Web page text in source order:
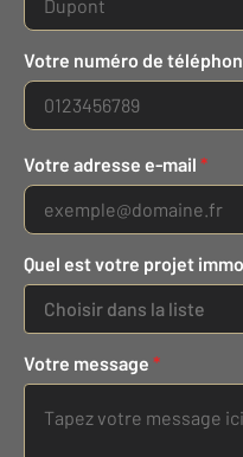
Votre numéro de
Votre adresse e-mail *
Quel est votre projet
Choisir dans la liste
Votre message *